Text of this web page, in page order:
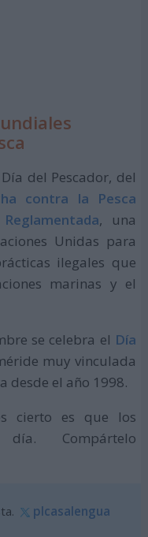
del Pescador, del
contra la Pesca
, una
Unidas para
ilegales que
marinas y el
se celebra el Día
muy vinculada
desde el año 1998.
cierto es que los
Compártelo
plcasalengua